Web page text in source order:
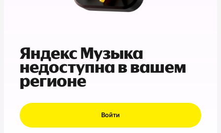
Яндекс Музыка
недоступна в вашем
регионе
Войти